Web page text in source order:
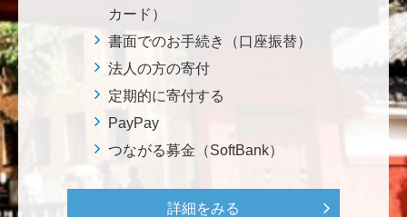
微力ながら後輩のみなさんのご活躍を期待してます！
<ラクロス部>
田畑 和樹
対校戦勝利、インカレ優勝目指して頑張ってくださ
カード）
書面でのお手続き（口座振替）
法人の方の寄付
定期的に寄付する
PayPay
つながる募金（SoftBank）
詳細をみる